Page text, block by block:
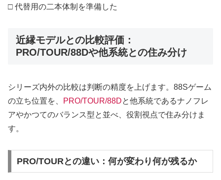
□ 代替用の二本体制を準備した
近縁モデルとの比較評価：
PRO/TOUR/88Dや他系統との住み分け
シリーズ内外の比較は判断の精度を上げます。88Sゲーム
の立ち位置を、
PRO/TOUR/88Dと他系統であるナノフレ
アやかつてのバランス型と並べ、役割視点で住み分けま
す。
PRO/TOURとの違い：何が変わり何が残るか